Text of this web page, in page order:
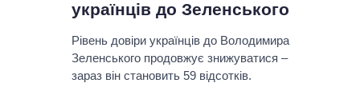
українців до Зеленського
Рівень довіри українців до Володимира
Зеленського продовжує знижуватися –
зараз він становить 59 відсотків.